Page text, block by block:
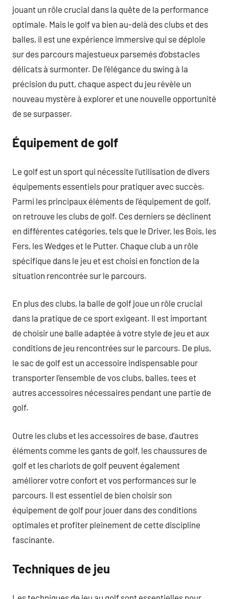
jouant un rôle crucial dans la quête de la performance
optimale. Mais le golf va bien au-delà des clubs et des
balles, il est une expérience immersive qui se déploie
sur des parcours majestueux parsemés d’obstacles
délicats à surmonter. De l’élégance du swing à la
précision du putt, chaque aspect du jeu révèle un
nouveau mystère à explorer et une nouvelle opportunité
de se surpasser.
Équipement de golf
Le golf est un sport qui nécessite l’utilisation de divers
équipements essentiels pour pratiquer avec succès.
Parmi les principaux éléments de l’équipement de golf,
on retrouve les clubs de golf. Ces derniers se déclinent
en différentes catégories, tels que le Driver, les Bois, les
Fers, les Wedges et le Putter. Chaque club a un rôle
spécifique dans le jeu et est choisi en fonction de la
situation rencontrée sur le parcours.
En plus des clubs, la balle de golf joue un rôle crucial
dans la pratique de ce sport exigeant. Il est important
de choisir une balle adaptée à votre style de jeu et aux
conditions de jeu rencontrées sur le parcours. De plus,
le sac de golf est un accessoire indispensable pour
transporter l’ensemble de vos clubs, balles, tees et
autres accessoires nécessaires pendant une partie de
golf.
Outre les clubs et les accessoires de base, d’autres
éléments comme les gants de golf, les chaussures de
golf et les chariots de golf peuvent également
améliorer votre confort et vos performances sur le
parcours. Il est essentiel de bien choisir son
équipement de golf pour jouer dans des conditions
optimales et profiter pleinement de cette discipline
fascinante.
Techniques de jeu